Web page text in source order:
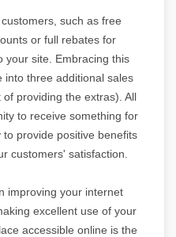
such as free
or full rebates for
your site. Embracing this
into three additional sales
providing the extras). All
to receive something for
provide positive benefits
customers' satisfaction.
improving your internet
excellent use of your
accessible online is the